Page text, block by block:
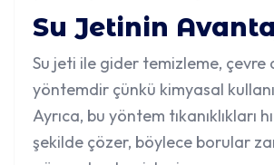
Su Jetinin
Su jeti ile gider temizleme, çevre
yöntemdir çünkü kimyasal
Ayrıca, bu yöntem tıkanıklıkları
şekilde çözer, böylece borular